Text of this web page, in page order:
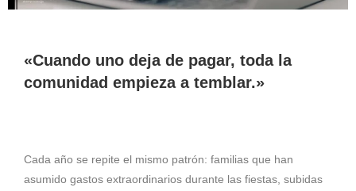
«Cuando uno deja de pagar, toda la
comunidad empieza a temblar.»
Cada año se repite el mismo patrón: familias que han
asumido gastos extraordinarios durante las fiestas, subidas